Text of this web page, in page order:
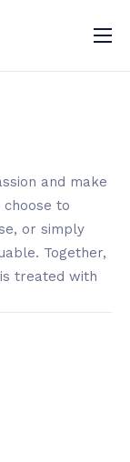
and make
to
or simply
Together,
treated with